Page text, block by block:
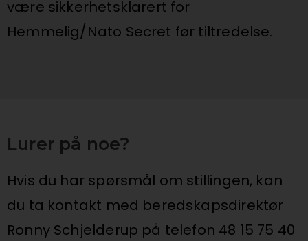
være sikkerhetsklarert for
Hemmelig/Nato Secret før tiltredelse.
Lurer på noe?
Hvis du har spørsmål om stillingen, kan
du ta kontakt med beredskapsdirektør
Ronny Schjelderup på telefon 48 15 75 40